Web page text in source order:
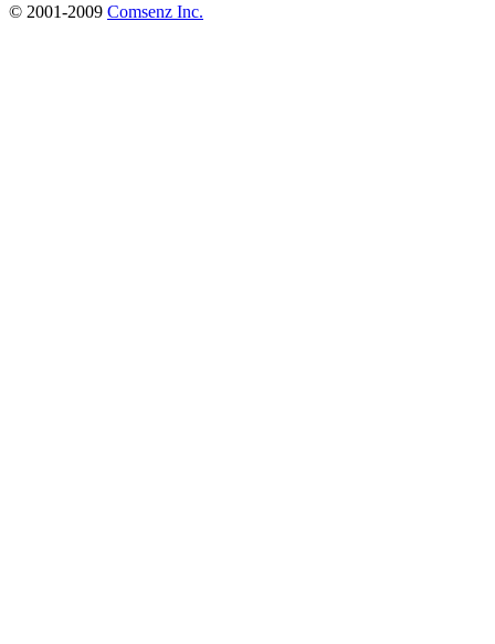
© 2001-2009 Comsenz Inc.